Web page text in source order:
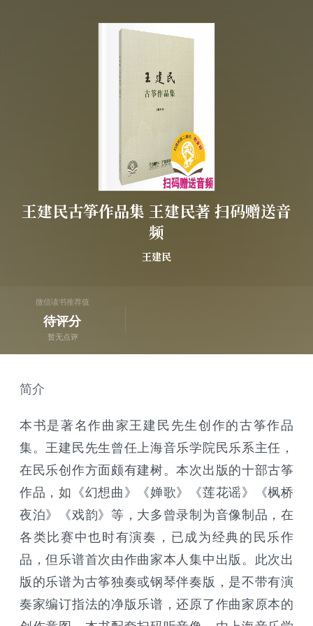
王建民古筝作品集 王建民著 扫码赠送音
频
王建民
微信读书推荐值
待评分
暂无点评
简介
本书是著名作曲家王建民先生创作的古筝作品
集。王建民先生曾任上海音乐学院民乐系主任，
在民乐创作方面颇有建树。本次出版的十部古筝
作品，如《幻想曲》《婵歌》《莲花谣》《枫桥
夜泊》《戏韵》等，大多曾录制为音像制品，在
各类比赛中也时有演奏，已成为经典的民乐作
品，但乐谱首次由作曲家本人集中出版。此次出
版的乐谱为古筝独奏或钢琴伴奏版，是不带有演
奏家编订指法的净版乐谱，还原了作曲家原本的